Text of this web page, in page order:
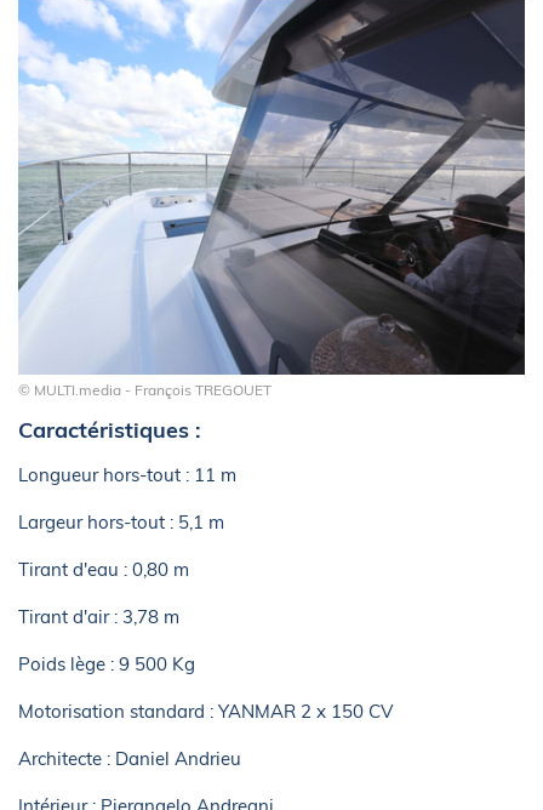
© MULTI.media - François TREGOUET
Caractéristiques :
Longueur hors-tout : 11 m
Largeur hors-tout : 5,1 m
Tirant d'eau : 0,80 m
Tirant d'air : 3,78 m
Poids lège : 9 500 Kg
Motorisation standard : YANMAR 2 x 150 CV
Architecte : Daniel Andrieu